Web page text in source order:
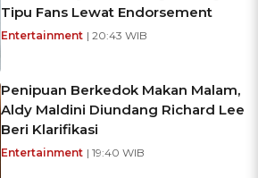
Tipu Fans Lewat Endorsement
Entertainment | 20:43 WIB
Penipuan Berkedok Makan Malam,
Aldy Maldini Diundang Richard Lee
Beri Klarifikasi
Entertainment | 19:40 WIB